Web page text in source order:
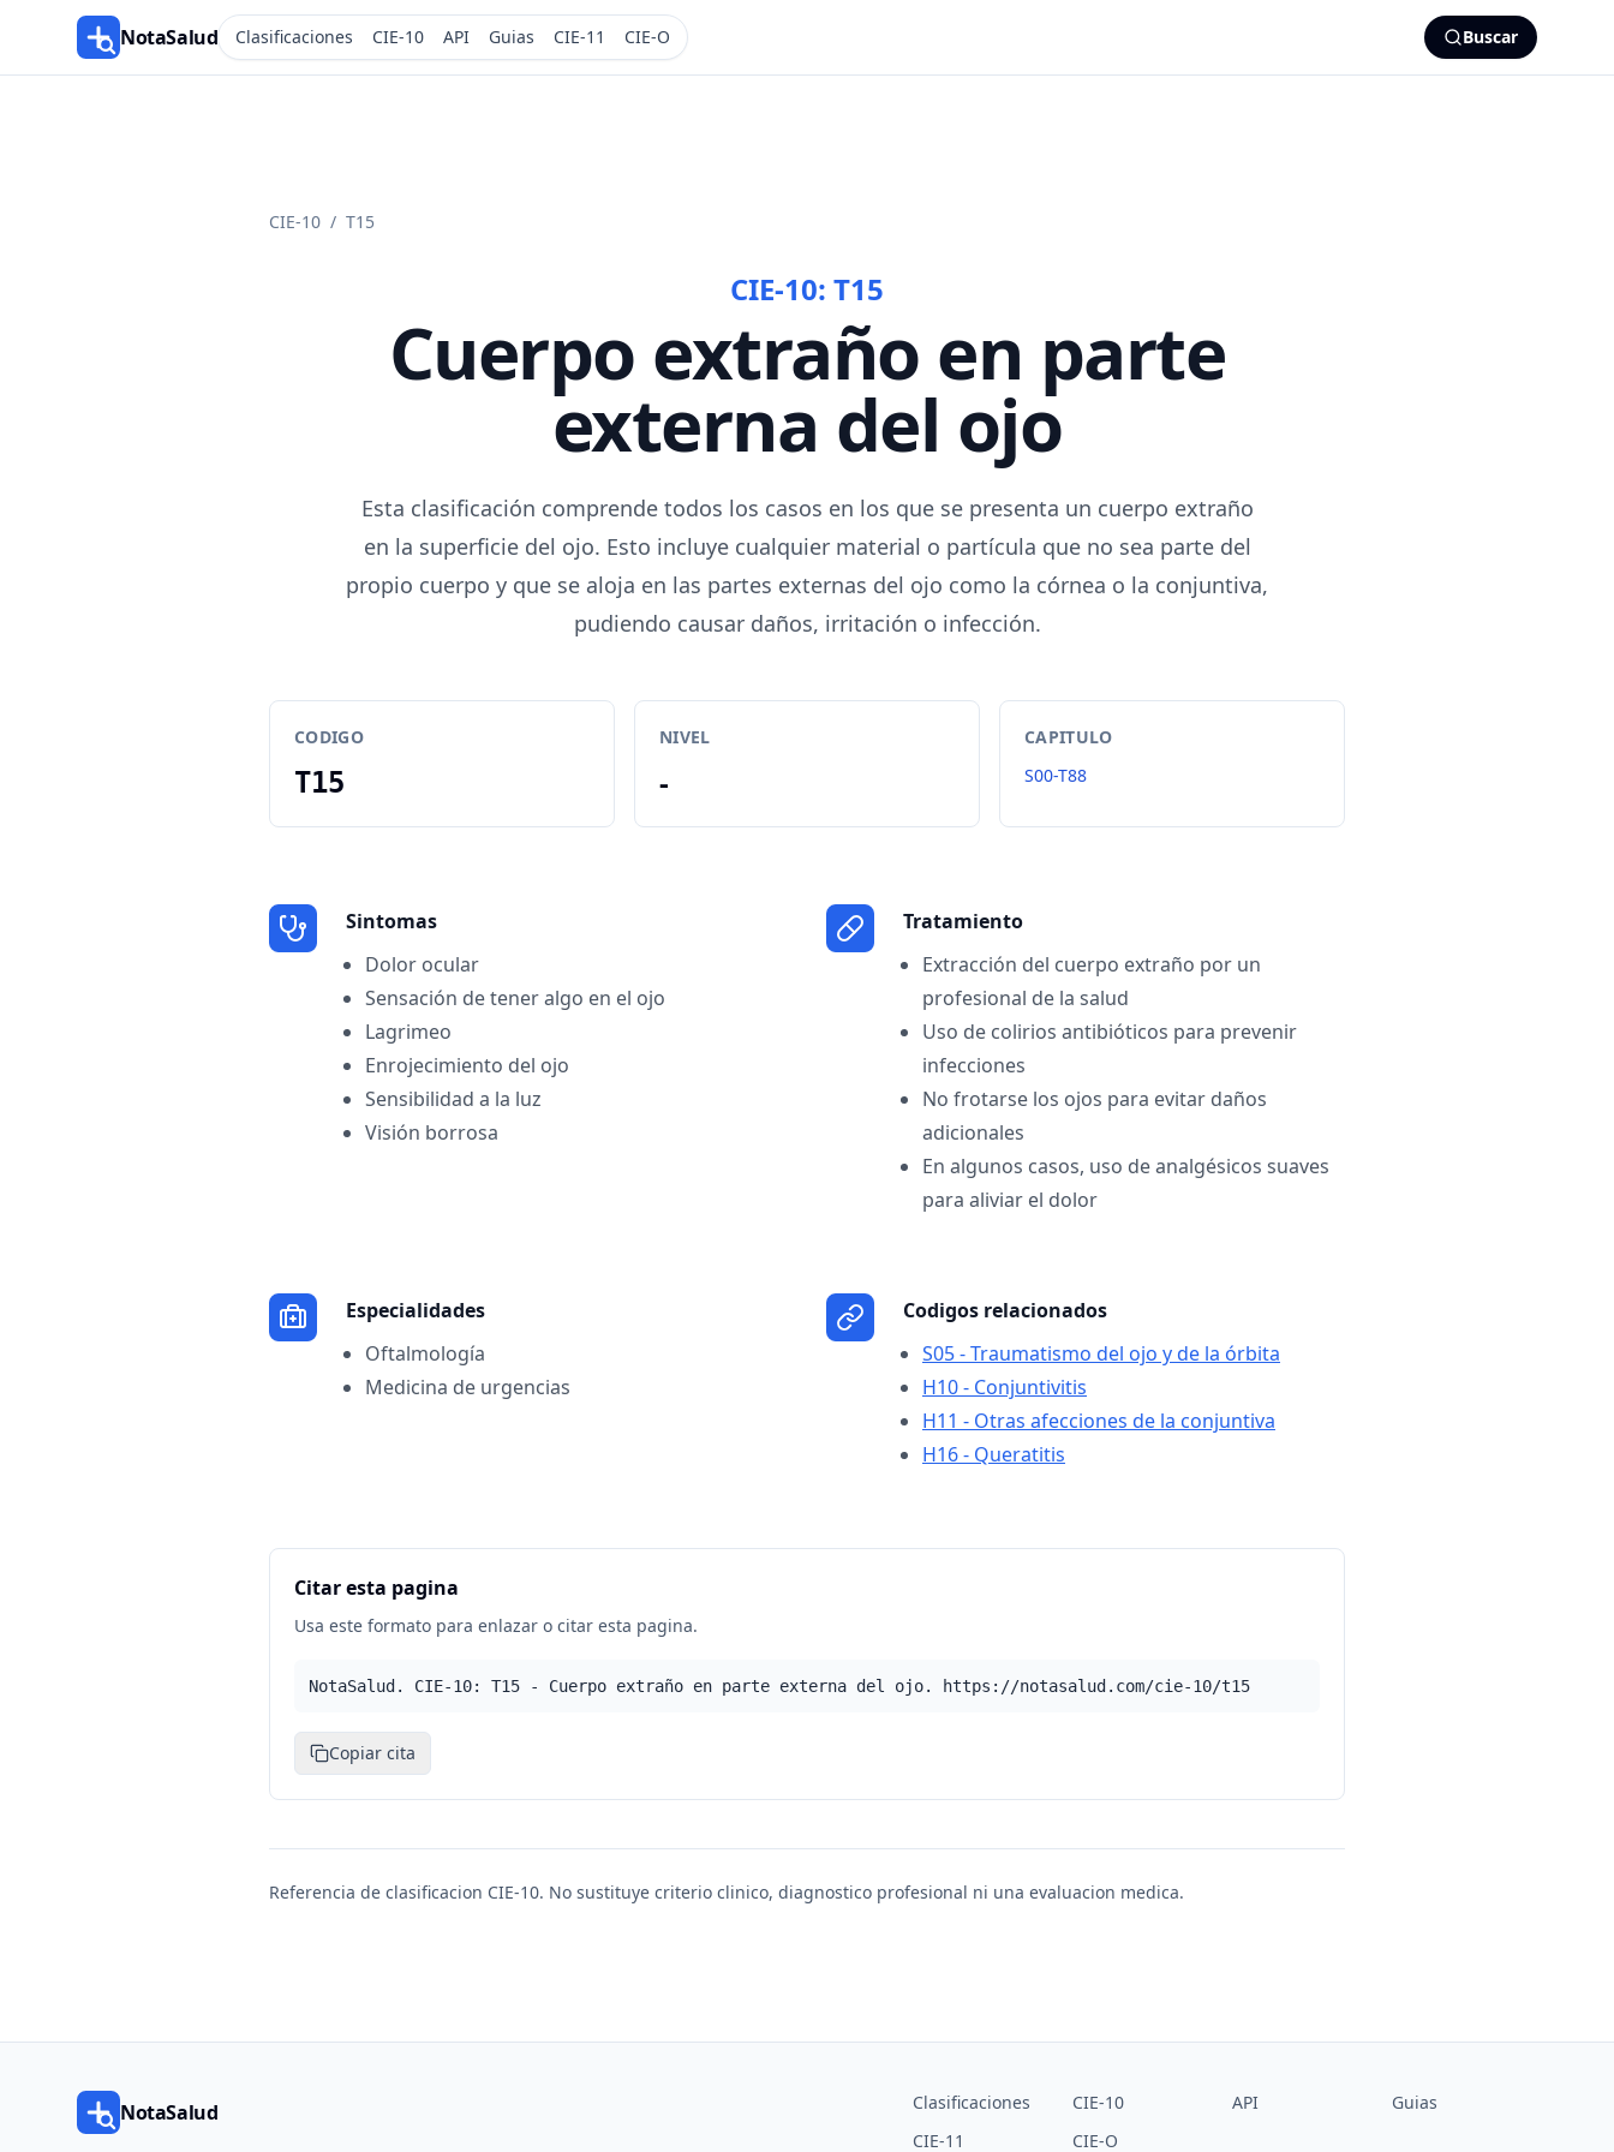
NotaSalud Clasificaciones CIE-10 API Guias CIE-11 CIE-O Buscar
CIE-10 / T15
CIE-10: T15
Cuerpo extraño en parte
externa del ojo
Esta clasificación comprende todos los casos en los que se presenta un cuerpo extraño
en la superficie del ojo. Esto incluye cualquier material o partícula que no sea parte del
propio cuerpo y que se aloja en las partes externas del ojo como la córnea o la conjuntiva,
pudiendo causar daños, irritación o infección.
CODIGO
T15
NIVEL
-
CAPITULO
S00-T88
Sintomas
Dolor ocular
Sensación de tener algo en el ojo
Lagrimeo
Enrojecimiento del ojo
Sensibilidad a la luz
Visión borrosa
Tratamiento
Extracción del cuerpo extraño por un
profesional de la salud
Uso de colirios antibióticos para prevenir
infecciones
No frotarse los ojos para evitar daños
adicionales
En algunos casos, uso de analgésicos suaves
para aliviar el dolor
Especialidades
Oftalmología
Medicina de urgencias
Codigos relacionados
S05 - Traumatismo del ojo y de la órbita
H10 - Conjuntivitis
H11 - Otras afecciones de la conjuntiva
H16 - Queratitis
Citar esta pagina
Usa este formato para enlazar o citar esta pagina.
NotaSalud. CIE-10: T15 - Cuerpo extraño en parte externa del ojo. https://notasalud.com/cie-10/t15
Copiar cita
Referencia de clasificacion CIE-10. No sustituye criterio clinico, diagnostico profesional ni una evaluacion medica.
NotaSalud Clasificaciones CIE-10 API
Guias
CIE-11
CIE-O